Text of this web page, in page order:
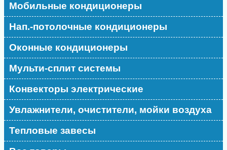
Мобильные кондиционеры
Нап.-потолочные кондиционеры
Оконные кондиционеры
Мульти-сплит системы
Конвекторы электрические
Увлажнители, очистители, мойки воздуха
Тепловые завесы